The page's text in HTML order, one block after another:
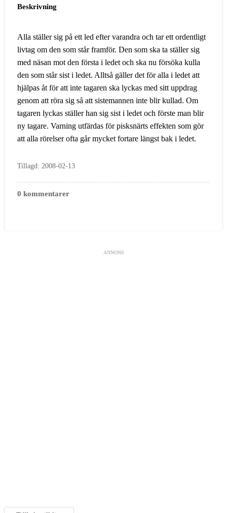
Beskrivning
Alla ställer sig på ett led efter varandra och tar ett ordentligt
livtag om den som står framför. Den som ska ta ställer sig
med näsan mot den första i ledet och ska nu försöka kulla
den som står sist i ledet. Alltså gäller det för alla i ledet att
hjälpas åt för att inte tagaren ska lyckas med sitt uppdrag
genom att röra sig så att sistemannen inte blir kullad. Om
tagaren lyckas ställer han sig sist i ledet och förste man blir
ny tagare. Varning utfärdas för pisksnärts effekten som gör
att alla rörelser ofta går mycket fortare längst bak i ledet.
Tillagd: 2008-02-13
0 kommentarer
ANNONS